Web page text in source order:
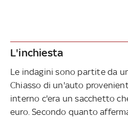
L'inchiesta
Le indagini sono partite da
Chiasso di un'auto
interno c'era un sacchetto
euro. Secondo quanto